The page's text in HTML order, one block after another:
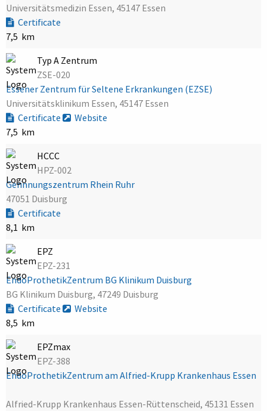
Universitätsmedizin Essen, 45147 Essen
Certificate
7,5 km
Typ A Zentrum
ZSE-020
Essener Zentrum für Seltene Erkrankungen (EZSE)
Universitätsklinikum Essen, 45147 Essen
Certificate
Website
7,5 km
HCCC
HPZ-002
Gerinnungszentrum Rhein Ruhr
47051 Duisburg
Certificate
8,1 km
EPZ
EPZ-231
EndoProthetikZentrum BG Klinikum Duisburg
BG Klinikum Duisburg, 47249 Duisburg
Certificate
Website
8,5 km
EPZmax
EPZ-388
EndoProthetikZentrum am Alfried-Krupp Krankenhaus Essen
Alfried-Krupp Krankenhaus Essen-Rüttenscheid, 45131 Essen